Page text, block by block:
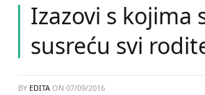
Izazovi s kojima
susreću svi
BY EDITA ON 07/09/2016